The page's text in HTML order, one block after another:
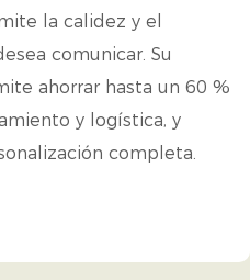
la calidez y el
comunicar. Su
ahorrar hasta un 60 %
y logística, y
completa.